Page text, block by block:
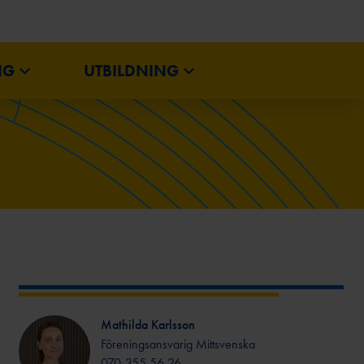
REGIONSMÄSTERSKAP
UTBILDNING
Mathilda Karlsson
Föreningsansvarig Mittsvenska